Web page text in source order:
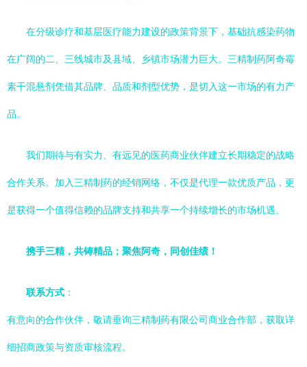
在分级诊疗和基层医疗能力建设的政策背景下，基础抗感染药物
在广阔的二、三线城市及县域、乡镇市场潜力巨大。三精制药阿奇霉
素干混悬剂凭借其品牌、品质和剂型优势，是切入这一市场的有力产
品。
我们期待与有实力、有远见的医药商业伙伴建立长期稳定的战略
合作关系。加入三精制药的经销网络，不仅是代理一款优质产品，更
是获得一个值得信赖的品牌支持和共享一个持续增长的市场机遇。
携手三精，共铸精品；聚焦阿奇，同创佳绩！
联系方式 ：
有意向的合作伙伴，敬请垂询三精制药有限公司商业合作部，获取详
细招商政策与资质审核流程。